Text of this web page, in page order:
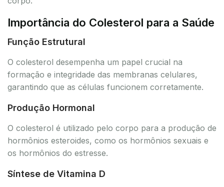
Importância do Colesterol para a Saúde
Função Estrutural
O colesterol desempenha um papel crucial na
formação e integridade das membranas celulares,
garantindo que as células funcionem corretamente.
Produção Hormonal
O colesterol é utilizado pelo corpo para a produção de
hormônios esteroides, como os hormônios sexuais e
os hormônios do estresse.
Síntese de Vitamina D